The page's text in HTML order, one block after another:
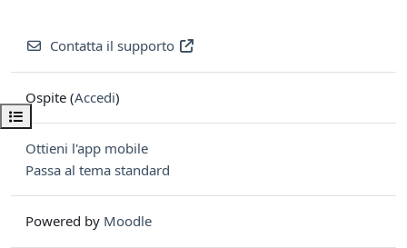
Apri indice del corso
Contatta il supporto
Ospite (Accedi)
Ottieni l'app mobile
Passa al tema standard
Powered by Moodle